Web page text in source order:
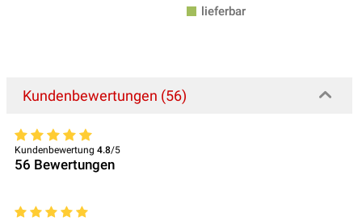
lieferbar
Kundenbewertungen (56)
Kundenbewertung 4.8/5
56 Bewertungen